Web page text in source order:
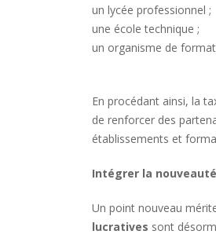
un lycée professionnel ;
une école technique ;
un organisme de
En procédant ainsi, la
de renforcer des
établissements et
Intégrer la
Un point nouveau
lucratives sont